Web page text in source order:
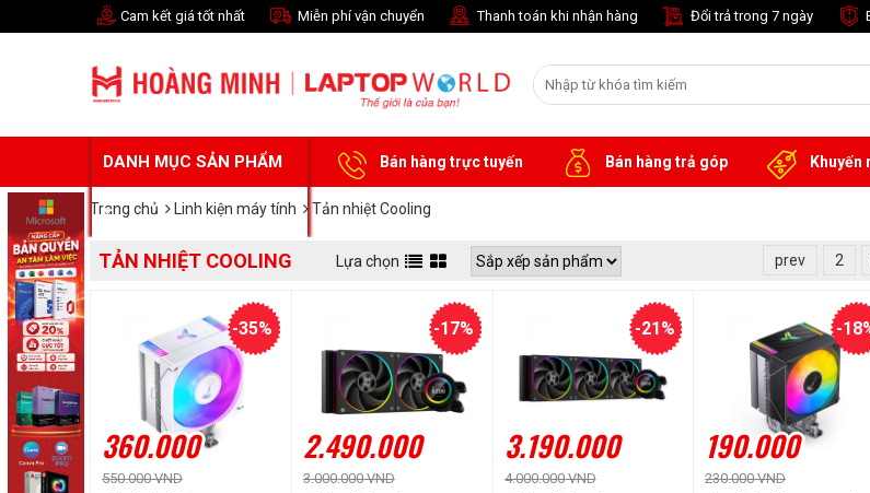
Cam kết giá tốt nhất Miễn phí vận chuyển Thanh toán khi nhận hàng Đổi trả trong 7 ngày
DANH MỤC SẢN PHẨM Bán hàng trực tuyến Bán hàng trả góp Khuyến
Trang chủ Linh kiện máy tính Tản nhiệt Cooling
TẢN NHIỆT COOLING Lựa chọn prev 2
360.000
550.000 VND
-35%
2.490.000
3.000.000 VND
-17%
3.190.000
4.000.000 VND
-21%
190.000
230.000 VND
-